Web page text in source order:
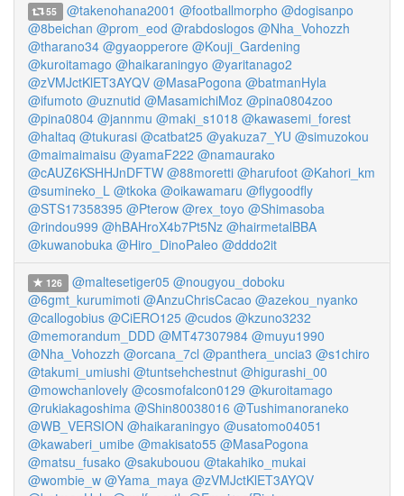
55 @takenohana2001 @footballmorpho @dogisanpo
@8beichan @prom_eod @rabdoslogos @Nha_Vohozzh
@tharano34 @gyaopperore @Kouji_Gardening
@kuroitamago @haikaraningyo @yaritanago2
@zVMJctKlET3AYQV @MasaPogona @batmanHyla
@ifumoto @uznutid @MasamichiMoz @pina0804zoo
@pina0804 @jannmu @maki_s1018 @kawasemi_forest
@haltaq @tukurasi @catbat25 @yakuza7_YU @simuzokou
@maimaimaisu @yamaF222 @namaurako
@cAUZ6KSHHJnDFTW @88moretti @harufoot @Kahori_km
@sumineko_L @tkoka @oikawamaru @flygoodfly
@STS17358395 @Pterow @rex_toyo @Shimasoba
@rindou999 @hBAHroX4b7Pt5Nz @hairmetalBBA
@kuwanobuka @Hiro_DinoPaleo @dddo2it
126 @maltesetiger05 @nougyou_doboku
@6gmt_kurumimoti @AnzuChrisCacao @azekou_nyanko
@callogobius @CiERO125 @cudos @kzuno3232
@memorandum_DDD @MT47307984 @muyu1990
@Nha_Vohozzh @orcana_7cl @panthera_uncia3 @s1chiro
@takumi_umiushi @tuntsehchestnut @higurashi_00
@mowchanlovely @cosmofalcon0129 @kuroitamago
@rukiakagoshima @Shin80038016 @Tushimanoraneko
@WB_VERSION @haikaraningyo @usatomo04051
@kawaberi_umibe @makisato55 @MasaPogona
@matsu_fusako @sakubouou @takahiko_mukai
@wombie_w @Yama_maya @zVMJctKlET3AYQV